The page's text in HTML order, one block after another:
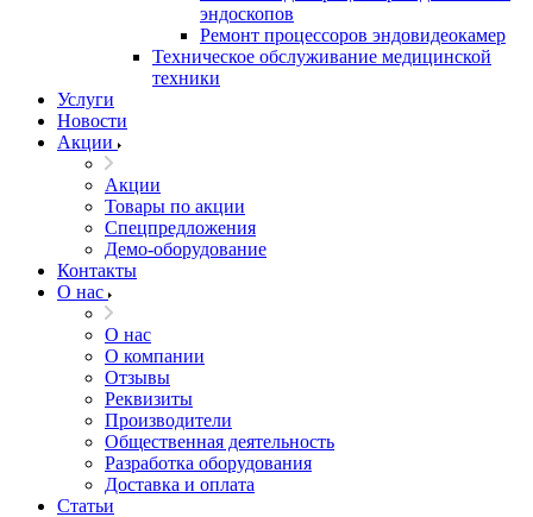
эндоскопов
Ремонт процессоров эндовидеокамер
Техническое обслуживание медицинской
техники
Услуги
Новости
Акции
Акции
Товары по акции
Спецпредложения
Демо-оборудование
Контакты
О нас
О нас
О компании
Отзывы
Реквизиты
Производители
Общественная деятельность
Разработка оборудования
Доставка и оплата
Статьи